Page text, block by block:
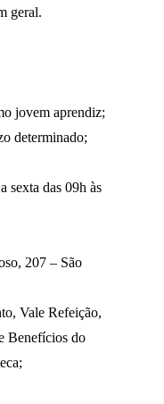
geral.
jovem aprendiz;
determinado;
sexta das 09h às
207 – São
Vale Refeição,
Benefícios do